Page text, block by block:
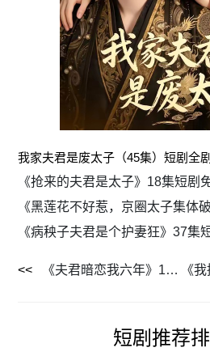
我家夫君是废太子（45集）短剧全
《抢来的夫君是太子》18集短剧
《病秧子夫君是个护妻狂》37集
《夫君暗恋我六年》15集短剧全集免费畅快追剧
短剧推荐